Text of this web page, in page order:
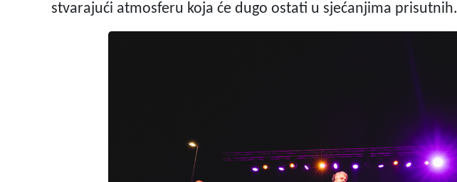
stvarajući atmosferu koja će dugo ostati u sjećanjima prisutnih.